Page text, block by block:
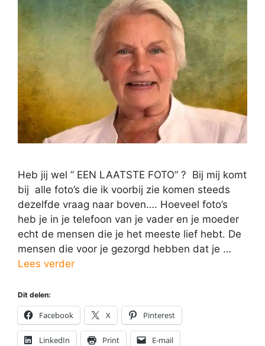
Heb jij wel ” EEN LAATSTE FOTO” ? Bij mij komt
bij alle foto’s die ik voorbij zie komen steeds
dezelfde vraag naar boven…. Hoeveel foto’s
heb je in je telefoon van je vader en je moeder
echt de mensen die je het meeste lief hebt. De
mensen die voor je gezorgd hebben dat je …
Lees verder
Dit delen:
Facebook X Pinterest
LinkedIn Print E-mail